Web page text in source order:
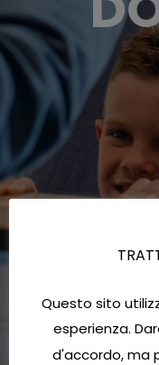
Questo sito
esperienza.
d'accordo, ma